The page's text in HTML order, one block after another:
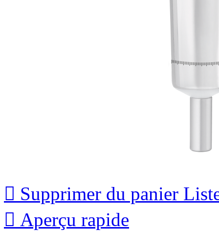
 Supprimer du panier
 Aperçu rapide